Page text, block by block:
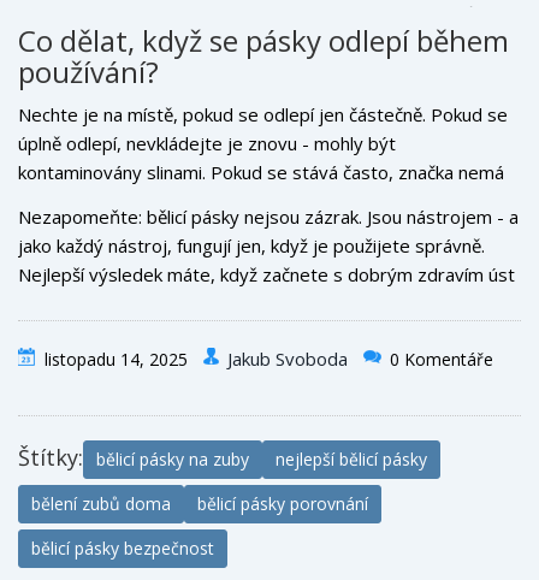
osvěžit úsměv, zaměřte se na profesionální čištění zubů - to
je bezpečné a efektivní.
Co dělat, když se pásky odlepí během
používání?
Nechte je na místě, pokud se odlepí jen částečně. Pokud se
úplně odlepí, nevkládejte je znovu - mohly být
kontaminovány slinami. Pokud se stává často, značka nemá
tělem nebo zvažte individuální formy od zubaře.
Nezapomeňte: bělicí pásky nejsou zázrak. Jsou nástrojem - a
jako každý nástroj, fungují jen, když je použijete správně.
Nejlepší výsledek máte, když začnete s dobrým zdravím úst
listopadu 14, 2025 Jakub Svoboda 0 Komentáře
Štítky: bělicí pásky na zuby
nejlepší bělicí pásky
bělení zubů doma
bělicí pásky porovnání
bělicí pásky bezpečnost